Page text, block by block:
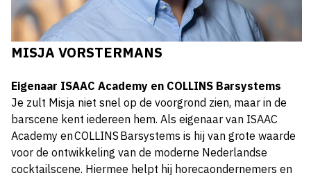
MISJA VORSTERMANS
Eigenaar ISAAC Academy en COLLINS Barsystems
Je zult Misja niet snel op de voorgrond zien, maar in de
barscene kent iedereen hem. Als eigenaar van ISAAC
Academy en COLLINS Barsystems is hij van grote waarde
voor de ontwikkeling van de moderne Nederlandse
cocktailscene. Hiermee helpt hij horecaondernemers en